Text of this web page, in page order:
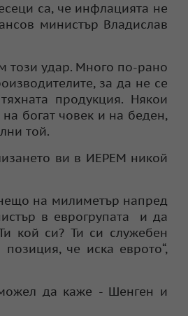
са, че инфлацията не
министър Владислав
този удар. Много по-рано
за да не се
продукция. Някои
богат човек и на беден,
той.
ви в ИЕРЕМ никой
на милиметър напред
в еврогрупата и да
кой си? Ти си служебен
че иска еврото“,
да каже - Шенген и